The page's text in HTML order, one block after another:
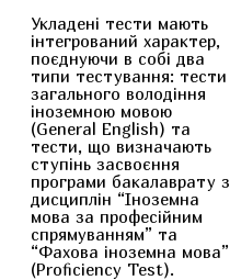
Укладені тести мають
інтегрований характер,
поєднуючи в собі два
типи тестування: тести
загального володіння
іноземною мовою
(General English) та
тести, що визначають
ступінь засвоєння
програми бакалаврату з
дисциплін “Іноземна
мова за професійним
спрямуванням” та
“Фахова іноземна мова”
(Proficiency Test).